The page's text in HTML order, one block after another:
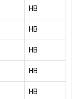
HB
HB
HB
HB
HB